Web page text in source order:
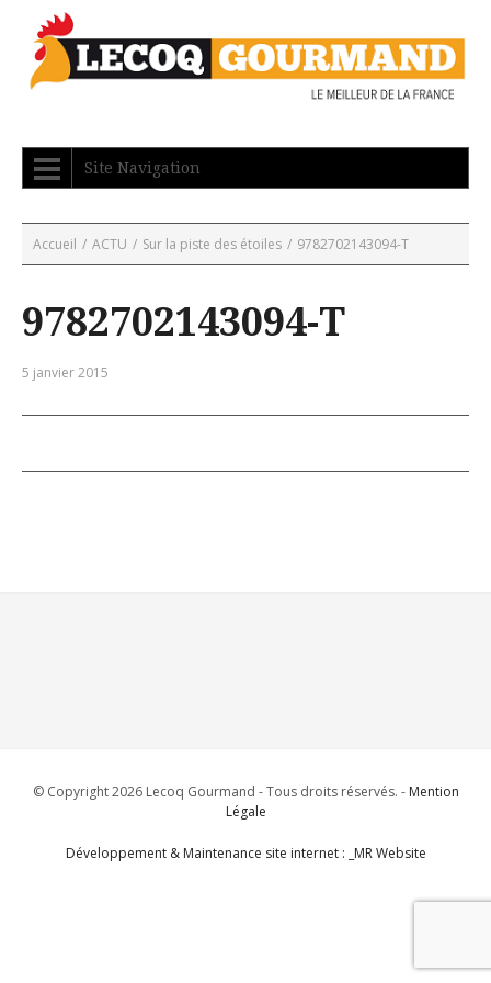
Site Navigation
Accueil / ACTU / Sur la piste des étoiles / 9782702143094-T
9782702143094-T
5 janvier 2015
© Copyright 2026 Lecoq Gourmand - Tous droits réservés. - Mention
Légale
Développement & Maintenance site internet : _MR Website